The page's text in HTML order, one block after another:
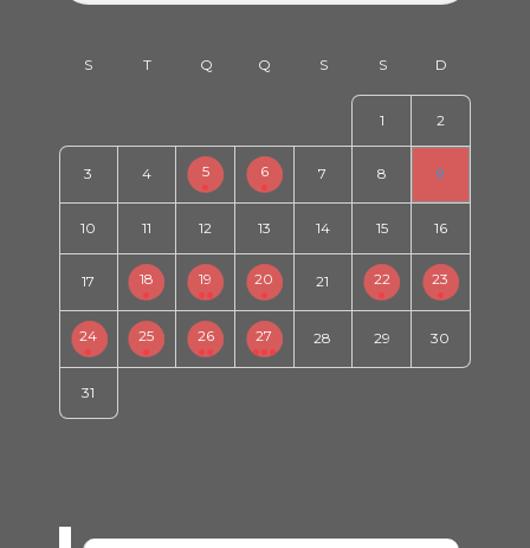
1 2
3 4 5 6 7 8 9
10 11 12 13 14 15 16
17 18 19 20 21 22 23
24 25 26 27 28 29 30
31